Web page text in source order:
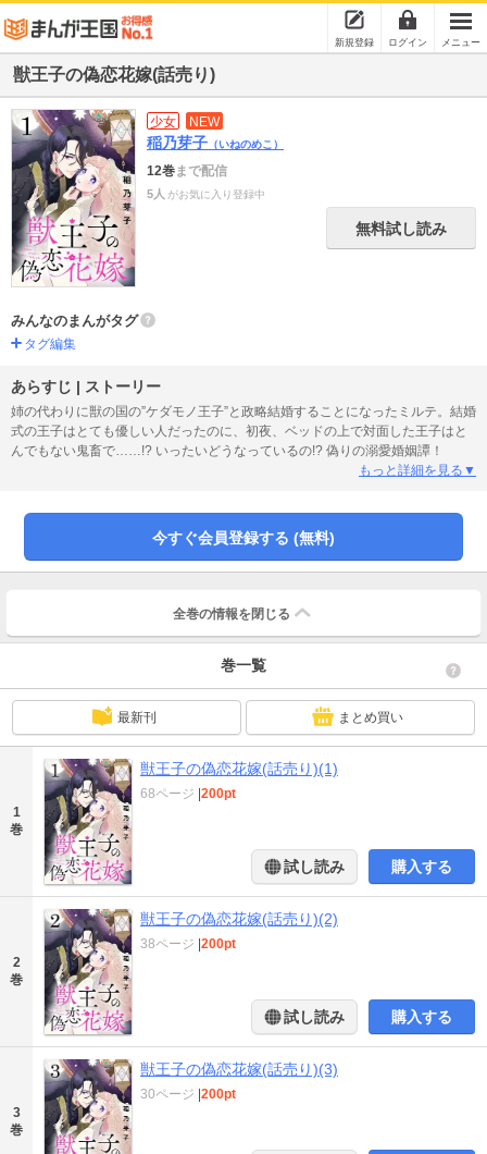
新規登録 ログイン メニュー
獣王子の偽恋花嫁(話売り)
少女 NEW
稲乃芽子 （いねのめこ）
12巻まで配信
5人 がお気に入り登録中
無料試し読み
みんなのまんがタグ
タグ編集
あらすじ | ストーリー
姉の代わりに獣の国の”ケダモノ王子”と政略結婚することになったミルテ。結婚
式の王子はとても優しい人だったのに、初夜、ベッドの上で対面した王子はと
んでもない鬼畜で……!? いったいどうなっているの!? 偽りの溺愛婚姻譚！
もっと詳細を見る▼
今すぐ会員登録する (無料)
全巻の情報を 閉じる
巻一覧
最新刊 まとめ買い
1
巻
獣王子の偽恋花嫁(話売り)(1)
68ページ 200pt
試し読み 購入する
2
巻
獣王子の偽恋花嫁(話売り)(2)
38ページ 200pt
試し読み 購入する
3
巻
獣王子の偽恋花嫁(話売り)(3)
30ページ 200pt